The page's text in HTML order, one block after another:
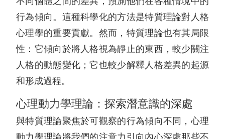
行為傾向。這種科學化的方法是特質理論對人格
心理學的重要貢獻。然而，特質理論也有其局限
性：它傾向於將人格視為靜止的東西，較少關注
人格的動態變化；它也較少解釋人格差異的起源
和形成過程。
心理動力學理論：探索潛意識的深處
與特質理論聚焦於可觀察的行為傾向不同，心理
動力學理論將我們的注意力引向內心深處那些不